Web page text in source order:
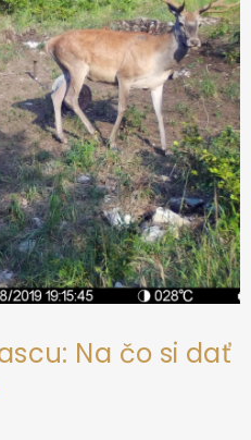
v
k
y
v
ý
p
i
s
u
Na čo si dať